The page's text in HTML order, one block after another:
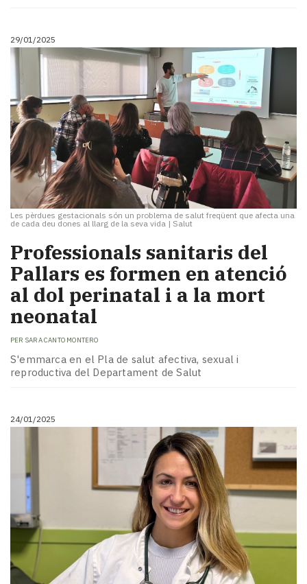
29/01/2025
Les pèrdues gestacionals són un problema de salut freqüent que afecta una
de cada deu dones al llarg de la seva vida | Salut
Professionals sanitaris del
Pallars es formen en atenció
al dol perinatal i a la mort
neonatal
PER SARA CANTO MONTERO
S'emmarca en el Pla de salut afectiva, sexual i
reproductiva del Departament de Salut
24/01/2025